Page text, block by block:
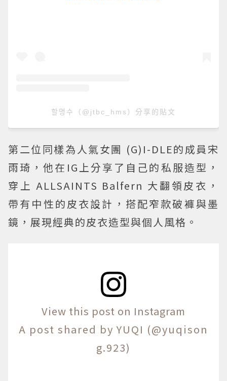
할명수（@jtbc_hms）分享的貼文
第二位同樣為人氣女團 (G)I-DLE的成員宋
雨琦，他在IG上分享了自己的私服造型，
穿上 ALLSAINTS Balfern 大翻領皮衣，
帶有中性的皮衣設計，搭配窄款破褲與墨
鏡，展現經典的皮衣造型與個人風格。
View this post on Instagram
A post shared by YUQI (@yuqison
g.923)